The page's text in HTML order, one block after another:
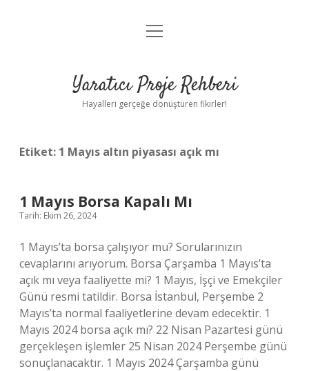
Anasayfa
Yasal Uyarı
menüyü
Yaratıcı Proje Rehberi
Hayalleri gerçeğe dönüştüren fikirler!
Etiket: 1 Mayıs altın piyasası açık mı
1 Mayıs Borsa Kapalı Mı
Tarih: Ekim 26, 2024
1 Mayıs’ta borsa çalışıyor mu? Sorularınızın
cevaplarını arıyorum. Borsa Çarşamba 1 Mayıs’ta
açık mı veya faaliyette mi? 1 Mayıs, İşçi ve Emekçiler
Günü resmi tatildir. Borsa İstanbul, Perşembe 2
Mayıs’ta normal faaliyetlerine devam edecektir. 1
Mayıs 2024 borsa açık mı? 22 Nisan Pazartesi günü
gerçekleşen işlemler 25 Nisan 2024 Perşembe günü
sonuçlanacaktır. 1 Mayıs 2024 Çarşamba günü